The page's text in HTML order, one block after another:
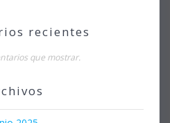
recientes
que mostrar.